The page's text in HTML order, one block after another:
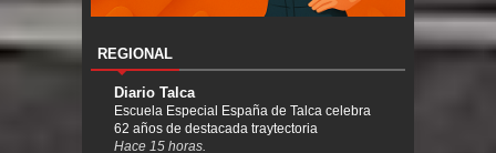
REGIONAL
Diario Talca
Escuela Especial España de Talca celebra
62 años de destacada traytectoria
Hace 15 horas.